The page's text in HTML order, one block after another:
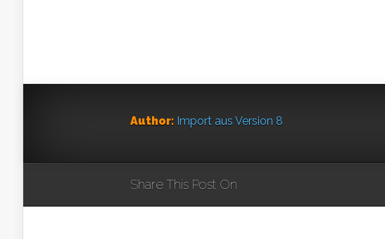
Author: Import aus Version 8
Share This Post On